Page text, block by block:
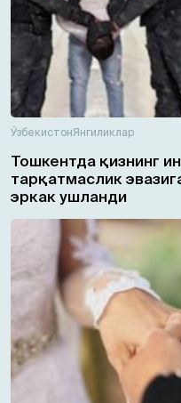
ЎзбекистонЯнгиликлар
Тошкентда қизнинг
тарқатмаслик
эркак ушланди